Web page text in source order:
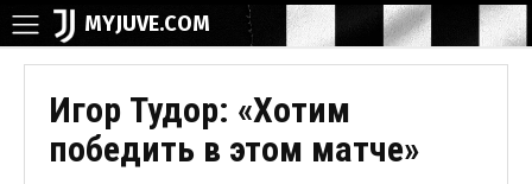
MYJUVE.COM
Игор Тудор: «Хотим
победить в этом матче»